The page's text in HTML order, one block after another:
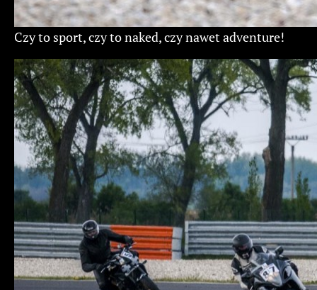
Czy to sport, czy to naked, czy nawet adventure!